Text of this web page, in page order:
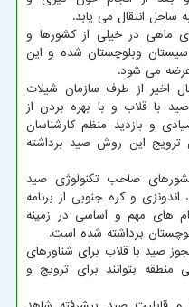
ساحل انتقال می یابد.
ماهی در خیلی از کشورها و
وبلوچستان شده و این
می شود.
اخیر از طرف سازمان شیلات
با قلاب و با بهره بردن از
و بازدید منظم کارشناسان
ترویج این روش صید برداشته
صاحب تکنولوژی صید
و کره جنوبی از برنامه
های مهم و اساسی در زمینه
برداشته شده است.
صید با قلاب برای شناورهای
بتوانند برای ترویج و